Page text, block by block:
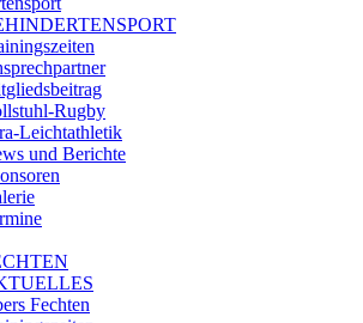
Rugby
Leichtathletik
und Berichte
Fechten